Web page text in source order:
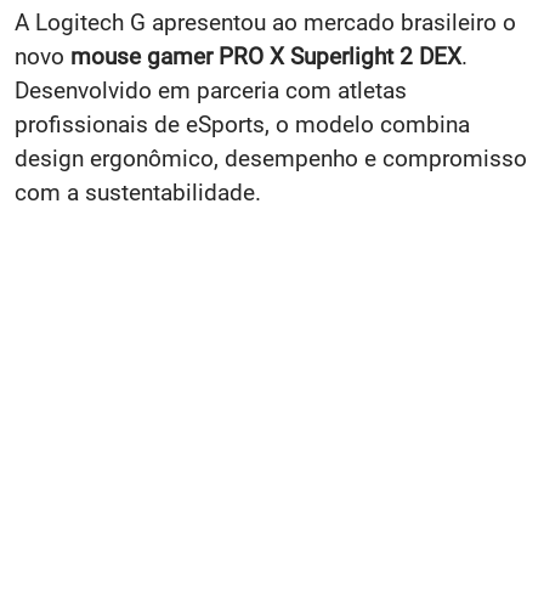
A Logitech G apresentou ao mercado brasileiro o
novo mouse gamer PRO X Superlight 2 DEX.
Desenvolvido em parceria com atletas
profissionais de eSports, o modelo combina
design ergonômico, desempenho e compromisso
com a sustentabilidade.